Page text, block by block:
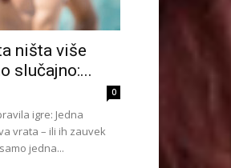
ništa više
slučajno:...
0
igre: Jedna
vrata – ili ih zauvek
jedna...